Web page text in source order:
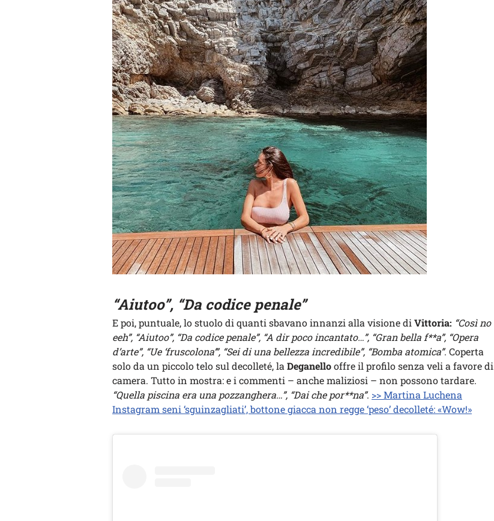
“Aiutoo”, “Da codice penale”
E poi, puntuale, lo stuolo di quanti sbavano innanzi alla visione diVittoria: “Così no
eeh”, “Aiutoo”, “Da codice penale”, “A dir poco incantato…”, “Gran bella f**a”, “Opera
d’arte”, “Ue ‘fruscolona’”, “Sei di una bellezza incredibile”, “Bomba atomica”. Coperta
solo da un piccolo telo sul decolleté, laDeganellooffre il profilo senza veli a favore di
camera. Tutto in mostra: e i commenti – anche maliziosi – non possono tardare.
“Quella piscina era una pozzanghera…”, “Dai che por**na”. >> Martina Luchena
Instagram seni ‘sguinzagliati’, bottone giacca non regge ‘peso’ decolleté: «Wow!»